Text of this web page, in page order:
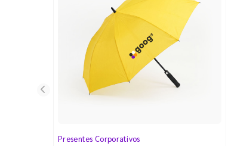
Presentes Corporativos